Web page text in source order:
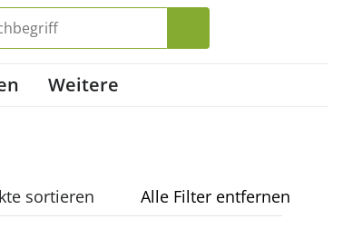
Weitere
sortieren Alle Filter entfernen